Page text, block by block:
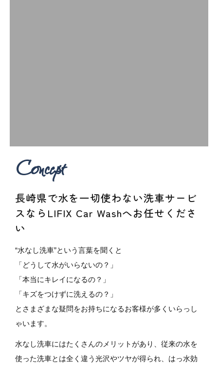
Concept
長崎県で水を一切使わない洗車サービ
スならLIFIX Car Washへお任せくださ
い
“水なし洗車”という言葉を聞くと
「どうして水がいらないの？」
「本当にキレイになるの？」
「キズをつけずに洗えるの？」
とさまざまな疑問をお持ちになるお客様が多くいらっし
ゃいます。
水なし洗車にはたくさんのメリットがあり、従来の水を
使った洗車とは全く違う光沢やツヤが得られ、はっ水効